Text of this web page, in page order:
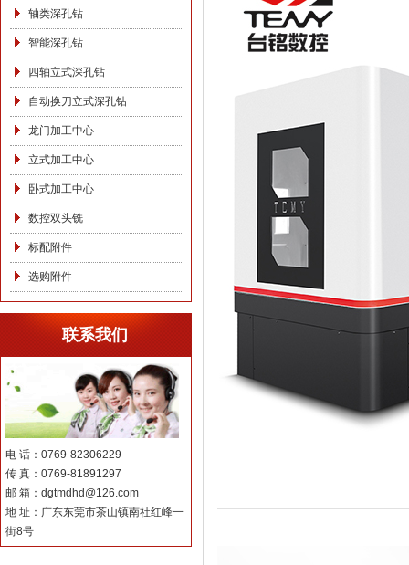
轴类深孔钻
智能深孔钻
四轴立式深孔钻
自动换刀立式深孔钻
龙门加工中心
立式加工中心
卧式加工中心
数控双头铣
标配附件
选购附件
联系我们
电 话：0769-82306229
传 真：0769-81891297
邮 箱：dgtmdhd@126.com
地 址：广东东莞市茶山镇南社红峰一
街8号